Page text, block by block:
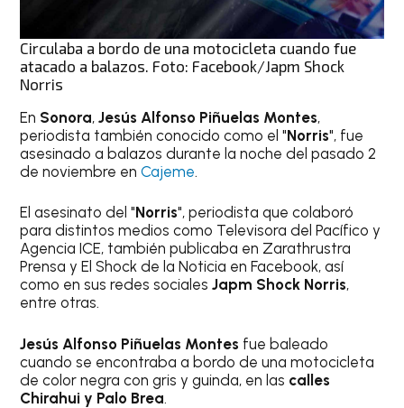
Circulaba a bordo de una motocicleta cuando fue
atacado a balazos. Foto: Facebook/Japm Shock
Norris
En Sonora,Jesús Alfonso Piñuelas Montes,
periodista también conocido como el "Norris", fue
asesinado a balazos durante la noche del pasado 2
de noviembre enCajeme.
El asesinato del "Norris", periodista que colaboró
para distintos medios como Televisora del Pacífico y
Agencia ICE, también publicaba en Zarathrustra
Prensa y El Shock de la Noticia en Facebook, así
como en sus redes socialesJapm Shock Norris,
entre otras.
Jesús Alfonso Piñuelas Montes fue baleado
cuando se encontraba a bordo de una motocicleta
de color negra con gris y guinda, en las calles
Chirahui y Palo Brea.